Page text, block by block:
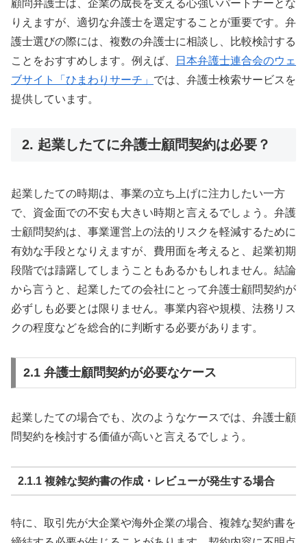
顧問弁護士は、企業の成長を支える心強いパートナーとな
りえますが、適切な弁護士を選定することが重要です。弁
護士選びの際には、複数の弁護士に相談し、比較検討する
ことをおすすめします。例えば、
日本弁護士連合会のウェ
ブサイト「ひまわりサーチ」 では、弁護士検索サービスを
提供しています。
2. 起業したてに弁護士顧問契約は必要？
起業したての時期は、事業の立ち上げに注力したい一方
で、資金面での不安も大きい時期と言えるでしょう。弁護
士顧問契約は、事業運営上の法的リスクを軽減するために
有効な手段となりえますが、費用面を考えると、起業初期
段階では躊躇してしまうこともあるかもしれません。結論
から言うと、起業したての会社にとって弁護士顧問契約が
必ずしも必要とは限りません。事業内容や規模、法務リス
クの程度などを総合的に判断する必要があります。
2.1 弁護士顧問契約が必要なケース
起業したての場合でも、次のようなケースでは、弁護士顧
問契約を検討する価値が高いと言えるでしょう。
2.1.1 複雑な契約書の作成・レビューが発生する場合
特に、取引先が大企業や海外企業の場合、複雑な契約書を